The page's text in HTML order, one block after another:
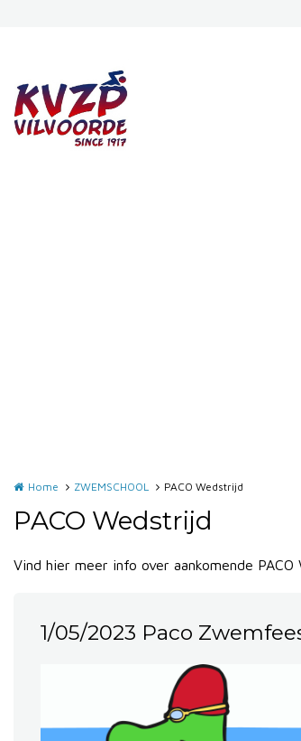
Home ZWEMSCHOOL PACO Wedstrijd
PACO Wedstrijd
Vind hier meer info over aankomende PACO
1/05/2023 Paco